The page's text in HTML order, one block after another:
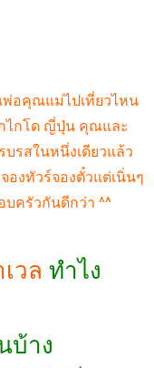
อคุณแม่ไปเที่ยวไหน
ไกโด ญี่ปุ่น คุณและ
รสในหนึ่งเดียวแล้ว
องทัวร์จองตั๋วแต่เนิ่นๆ
ครัวกันดีกว่า ^^
วล ทำไง
บ้าง